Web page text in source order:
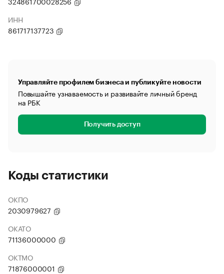
ИНН
861717137723
Управляйте профилем бизнеса и публикуйте новости
Повышайте узнаваемость и развивайте личный бренд
на РБК
Получить доступ
Коды статистики
ОКПО
2030979627
ОКАТО
71136000000
ОКТМО
71876000001